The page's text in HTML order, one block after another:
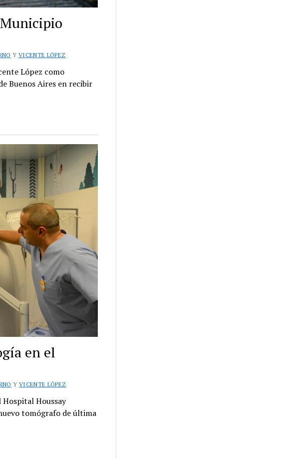
Y VICENTE LÓPEZ
López como
Buenos Aires en recibir
en el
Y VICENTE LÓPEZ
Houssay
tomógrafo de última